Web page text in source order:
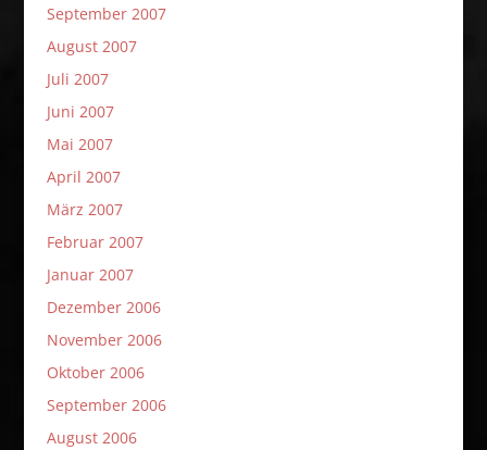
September 2007
August 2007
Juli 2007
Juni 2007
Mai 2007
April 2007
März 2007
Februar 2007
Januar 2007
Dezember 2006
November 2006
Oktober 2006
September 2006
August 2006